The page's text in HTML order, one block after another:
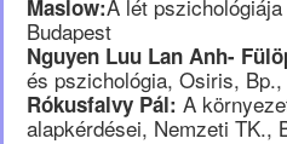
Maslow:A lét
Budapest
Nguyen Luu Lan Anh-
és pszichológia, Osiris, Bp.,
Rókusfalvy Pál: A
alapkérdései, Nemzeti TK.,